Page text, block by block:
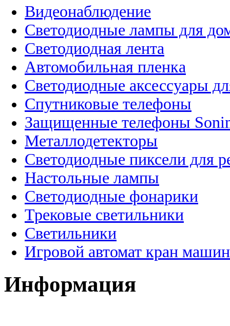
Видеонаблюдение
Светодиодные лампы для
Светодиодная лента
Автомобильная пленка
Светодиодные аксессуары
Спутниковые телефоны
Защищенные телефоны
Металлодетекторы
Светодиодные пиксели для
Настольные лампы
Светодиодные фонарики
Трековые светильники
Светильники
Игровой автомат кран
Информация